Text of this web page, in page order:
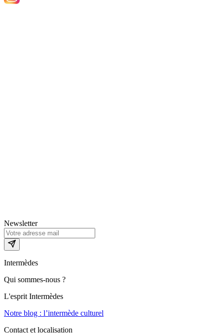
Newsletter
Intermèdes
Qui sommes-nous ?
L'esprit Intermèdes
Notre blog : l’intermède culturel
Contact et localisation